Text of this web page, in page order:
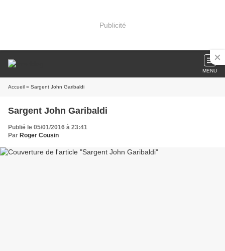
Publicité
MENU
Accueil » Sargent John Garibaldi
Sargent John Garibaldi
Publié le 05/01/2016 à 23:41
Par Roger Cousin